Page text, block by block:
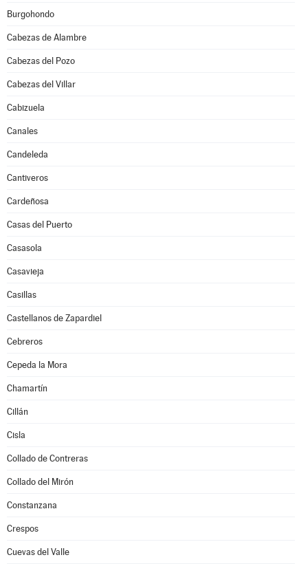
Burgohondo
Cabezas de Alambre
Cabezas del Pozo
Cabezas del Villar
Cabizuela
Canales
Candeleda
Cantiveros
Cardeñosa
Casas del Puerto
Casasola
Casavieja
Casillas
Castellanos de Zapardiel
Cebreros
Cepeda la Mora
Chamartín
Cillán
Cisla
Collado de Contreras
Collado del Mirón
Constanzana
Crespos
Cuevas del Valle